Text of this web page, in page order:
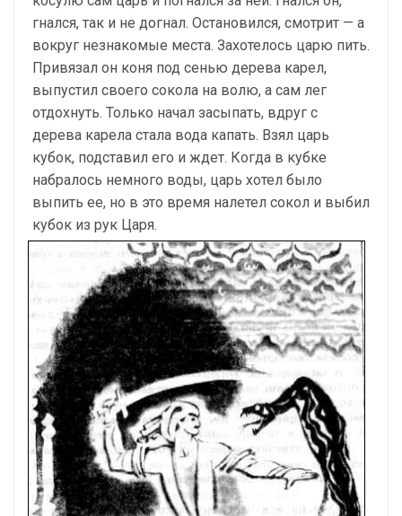
гнался, так и не догнал. Остановился, смотрит — а
вокруг незнакомые места. Захотелось царю пить.
Привязал он коня под сенью дерева карел,
выпустил своего сокола на волю, а сам лег
отдохнуть. Только начал засыпать, вдруг с
дерева карела стала вода капать. Взял царь
кубок, подставил его и ждет. Когда в кубке
набралось немного воды, царь хотел было
выпить ее, но в это время налетел сокол и выбил
кубок из рук Царя.